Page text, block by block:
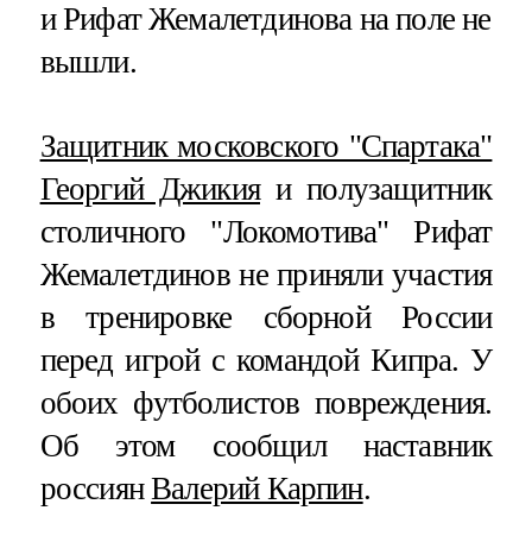
и Рифат Жемалетдинова на поле не
вышли.
Защитник московского "Спартака"
Георгий Джикияи полузащитник
столичного "Локомотива" Рифат
Жемалетдинов не приняли участия
в тренировке сборной России
перед игрой с командой Кипра. У
обоих футболистов повреждения.
Об этом сообщил наставник
россиянВалерий Карпин.